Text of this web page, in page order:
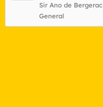
Sir Ano de Bergerac
General